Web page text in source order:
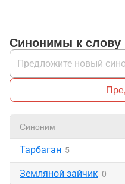
Синонимы к слову
Синоним
Тарбаган 5
Земляной зайчик 0